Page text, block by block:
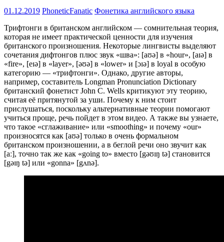
01.12.2019 PhoneticFanatic Фонетика английского языка
Трифтонги в британском английском — сомнительная теория,
которая не имеет практической ценности для изучения
британского произношения. Некоторые лингвисты выделяют
сочетания дифтонгов плюс звук «шва»: [aʊə] в «hour», [aɪə] в
«fire», [eɪə] в «layer», [əʊə] в «lower» и [ɔɪə] в loyal в особую
категорию — «трифтонги». Однако, другие авторы,
например, составитель Longman Pronunciation Dictionary
британский фонетист John C. Wells критикуют эту теорию,
считая её притянутой за уши. Почему к ним стоит
прислушаться, поскольку альтернативные теории помогают
учиться проще, речь пойдет в этом видео. А также вы узнаете,
что такое «сглаживание» или «smoothing» и почему «our»
произносятся как [aʊə] только в очень формальном
британском произношении, а в беглой речи оно звучит как
[aː], точно так же как «going to» вместо [gəʊɪŋ tə] становится
[gəɪŋ tə] или «gonna» [gʌnə].